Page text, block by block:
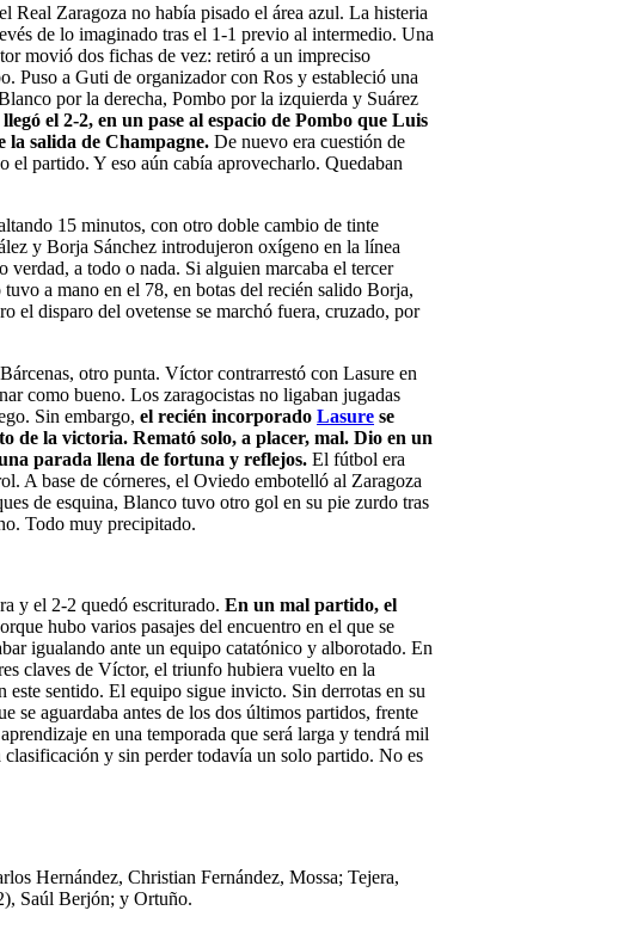
Real Zaragoza no había pisado el área azul. La histeria
de lo imaginado tras el 1-1 previo al intermedio. Una
movió dos fichas de vez: retiró a un impreciso
Puso a Guti de organizador con Ros y estableció una
por la derecha, Pombo por la izquierda y Suárez
el 2-2, en un pase al espacio de Pombo que Luis
la salida de Champagne. De nuevo era cuestión de
el partido. Y eso aún cabía aprovecharlo. Quedaban
15 minutos, con otro doble cambio de tinte
y Borja Sánchez introdujeron oxígeno en la línea
verdad, a todo o nada. Si alguien marcaba el tercer
a mano en el 78, en botas del recién salido Borja,
el disparo del ovetense se marchó fuera, cruzado, por
otro punta. Víctor contrarrestó con Lasure en
como bueno. Los zaragocistas no ligaban jugadas
Sin embargo, el recién incorporado Lasure se
de la victoria. Remató solo, a placer, mal. Dio en un
parada llena de fortuna y reflejos. El fútbol era
A base de córneres, el Oviedo embotelló al Zaragoza
de esquina, Blanco tuvo otro gol en su pie zurdo tras
Todo muy precipitado.
y el 2-2 quedó escriturado. En un mal partido, el
hubo varios pasajes del encuentro en el que se
igualando ante un equipo catatónico y alborotado. En
claves de Víctor, el triunfo hubiera vuelto en la
sentido. El equipo sigue invicto. Sin derrotas en su
se aguardaba antes de los dos últimos partidos, frente
en una temporada que será larga y tendrá mil
y sin perder todavía un solo partido. No es
Hernández, Christian Fernández, Mossa; Tejera,
Saúl Berjón; y Ortuño.